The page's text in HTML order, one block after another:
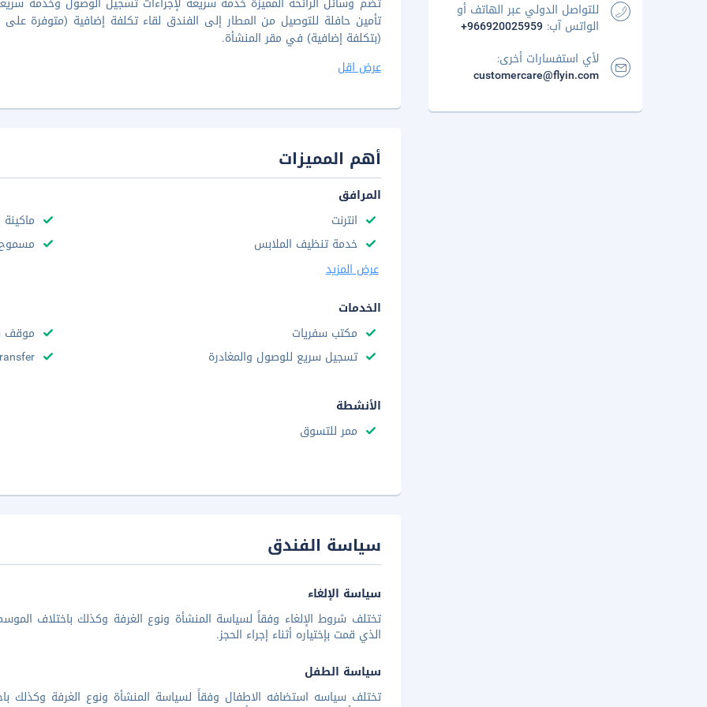
(بتكلفة إضافية) في مقر المنشأة.
عرض اقل
أهم المميزات
المرافق
انترنت
خدمة تنظيف الملابس
عرض المزيد
الخدمات
مكتب سفريات
موقف
تسجيل سريع للوصول والمغادرة
الأنشطة
ممر للتسوق
سياسة الفندق
سياسة الإلغاء
تختلف شروط الإلغاء وفقاً لسياسة المنشأة ونوع الغرفة وكذلك باختلاف
الذي قمت بإختياره أثناء إجراء الحجز.
سياسة الطفل
تختلف سياسه استضافه الاطفال وفقاً لسياسة المنشأة ونوع الغرفة وكذلك
للتواصل الدولي عبر الهاتف أو
الواتس آب: +966920025959
لأي استفسارات أخرى:
customercare@flyin.com